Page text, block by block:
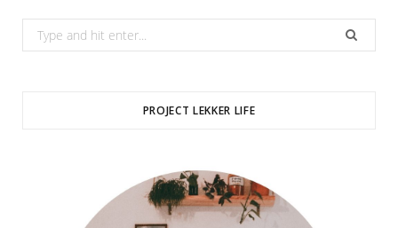
Search
for:
PROJECT LEKKER LIFE